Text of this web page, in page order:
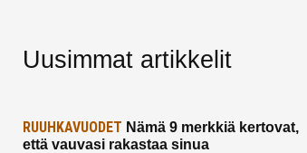
Uusimmat artikkelit
RUUHKAVUODET Nämä 9 merkkiä kertovat,
että vauvasi rakastaa sinua